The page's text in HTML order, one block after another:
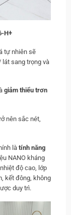
H+
tự nhiên sẽ
lát sang trọng và
giảm thiểu trơn
nên sắc nét,
là tính năng
NANO kháng
độ cao, lớp
kết đông, không
duy trì.